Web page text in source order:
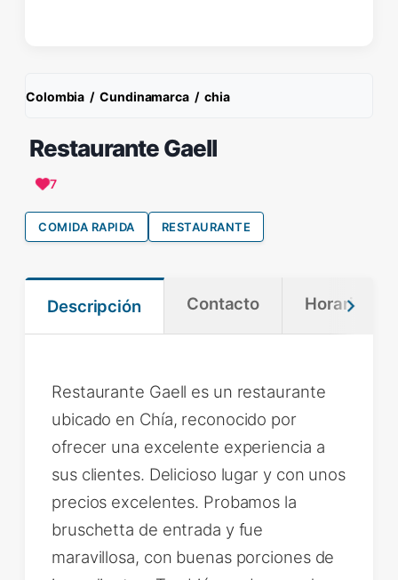
Colombia / Cundinamarca / chia
Restaurante Gaell
7
COMIDA RAPIDA RESTAURANTE
Descripción Contacto Horario
Restaurante Gaell es un restaurante
ubicado en Chía, reconocido por
ofrecer una excelente experiencia a
sus clientes. Delicioso lugar y con unos
precios excelentes. Probamos la
bruschetta de entrada y fue
maravillosa, con buenas porciones de